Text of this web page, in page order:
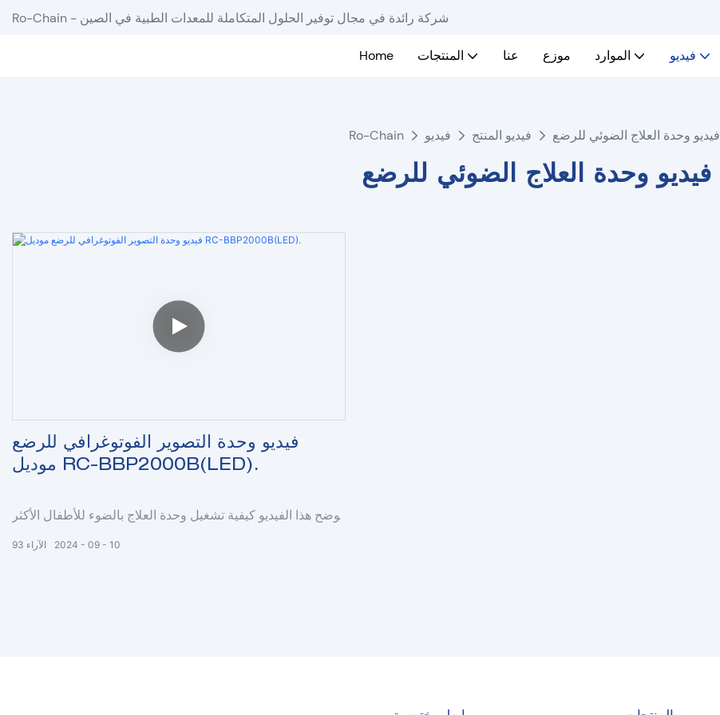
Ro-Chain - شركة رائدة في مجال توفير الحلول المتكاملة للمعدات الطبية في الصين
Home المنتجات عنا موزع الموارد فيديو
Ro-Chain فيديو فيديو المنتج فيديو وحدة العلاج الضوئي للرضع
فيديو وحدة العلاج الضوئي للرضع
فيديو وحدة التصوير الفوتوغرافي للرضع
موديل RC-BBP2000B(LED).
يوضح هذا الفيديو كيفية تشغيل وحدة العلاج بالضوء للأطفال الأكثر
2024 09 10
93 الآراء